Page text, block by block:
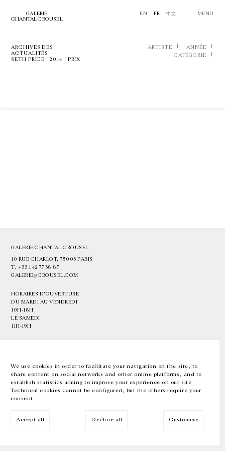
We use cookies in order to facilitate your navigation on the site, to
share content on social networks and other online platforms, and to
establish statistics aiming to improve your experience on our site.
Technical cookies cannot be configured, but the others require your
consent.
Accept all Decline all Customize
GALERIE
CHANTAL CROUSEL
EN FR 中文 MENU
ARCHIVES DES
ACTUALITÉS
SETH PRICE | 2014 | PRIX
ARTISTE
ANNÉE
CATÉGORIE
GALERIE CHANTAL CROUSEL
10 RUE CHARLOT, 75003 PARIS
T. +33 1 42 77 38 87
GALERIE@CROUSEL.COM
HORAIRES D'OUVERTURE
DU MARDI AU VENDREDI
10H-18H
LE SAMEDI
11H-19H
EN FR 中文 Facebook Instagram
Inscrivez-vous à notre newsletter